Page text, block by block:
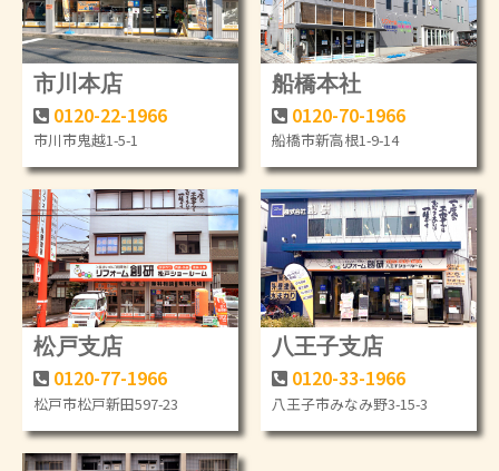
市川本店
0120-22-1966
市川市鬼越1-5-1
船橋本社
0120-70-1966
船橋市新高根1-9-14
松戸支店
0120-77-1966
松戸市松戸新田597-23
八王子支店
0120-33-1966
八王子市みなみ野3-15-3